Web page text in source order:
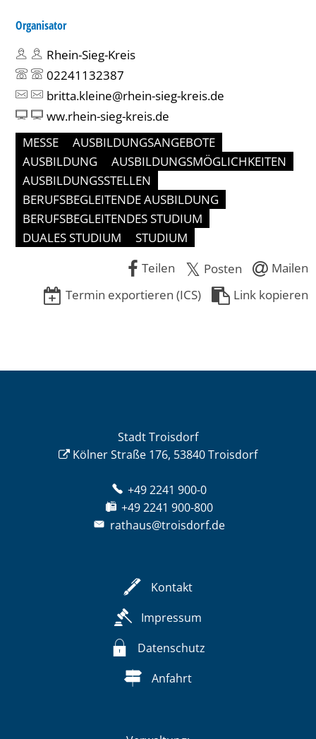
Organisator
Rhein-Sieg-Kreis
02241132387
britta.kleine@rhein-sieg-kreis.de
ww.rhein-sieg-kreis.de
MESSE
AUSBILDUNGSANGEBOTE
AUSBILDUNG
AUSBILDUNGSMÖGLICHKEITEN
AUSBILDUNGSSTELLEN
BERUFSBEGLEITENDE AUSBILDUNG
BERUFSBEGLEITENDES STUDIUM
DUALES STUDIUM
STUDIUM
Teilen
Posten
Mailen
Termin exportieren (ICS)
Link kopieren
Stadt Troisdorf
Kölner Straße 176, 53840 Troisdorf
+49 2241 900-0
+49 2241 900-800
rathaus@troisdorf.de
Kontakt
Impressum
Datenschutz
Anfahrt